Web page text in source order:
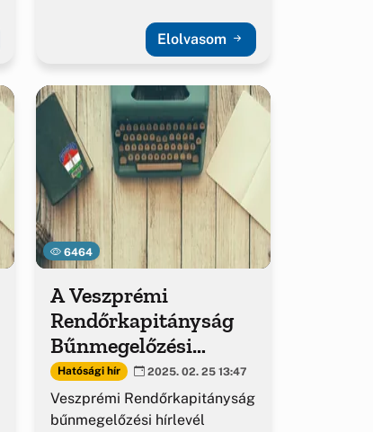
Elolvasom
6464
A Veszprémi
Rendőrkapitányság
Bűnmegelőzési
kiadványa – 2025.
február
Hatósági hír 2025. 02. 25 13:47
Veszprémi Rendőrkapitányság
bűnmegelőzési hírlevél